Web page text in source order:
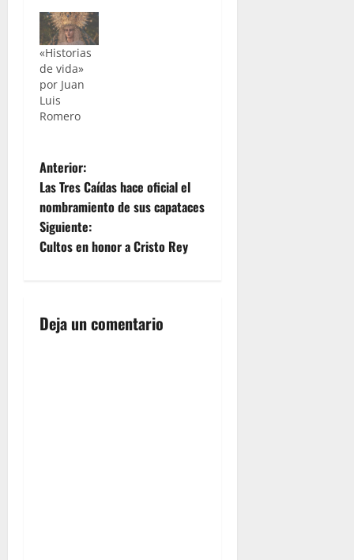
«Historias
de vida»
por Juan
Luis
Romero
N
a
v
a
Anterior:
Las Tres Caídas hace oficial el
nombramiento de sus capataces
Siguiente:
Cultos en honor a Cristo Rey
Deja un comentario